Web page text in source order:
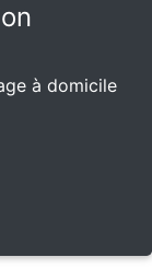
à domicile